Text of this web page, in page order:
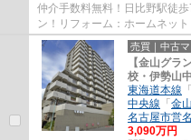
仲介手数料無料！日比野駅徒
ン！リフォーム：ホームネット
売買｜中古
【金山グラ
校・伊勢山
東海道本線 「
中央線 「 金山
名古屋市営
3,090万円